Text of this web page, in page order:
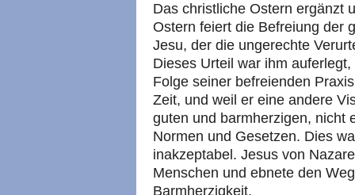
Das christliche Ostern ergänzt
Ostern feiert die Befreiung der
Jesu, der die ungerechte
Dieses Urteil war ihm
Folge seiner befreienden
Zeit, und weil er eine andere
guten und barmherzigen, nicht
Normen und Gesetzen. Dies
inakzeptabel. Jesus von
Menschen und ebnete den
Barmherzigkeit.